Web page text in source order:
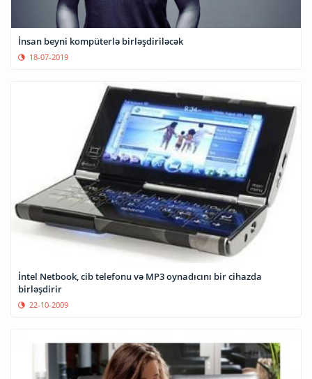
İnsan beyni kompüterlə birləşdiriləcək
18-07-2019
İntel Netbook, cib telefonu və MP3 oynadıcını bir cihazda
birləşdirir
22-10-2009